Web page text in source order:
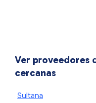
Ver proveedores
cercanas
Sultana